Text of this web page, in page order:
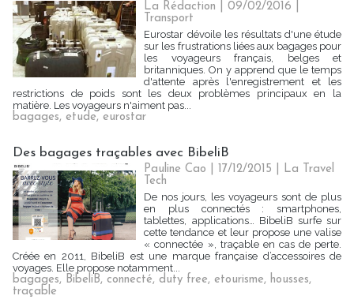
La Rédaction | 09/02/2016
Transport
Eurostar dévoile les résultats d'une étude
sur les frustrations liées aux bagages pour
les voyageurs français, belges et
britanniques. On y apprend que le temps
d'attente après l'enregistrement et les
restrictions de poids sont les deux problèmes principaux en la
matière. Les voyageurs n'aiment pas...
bagages, etude, eurostar
Des bagages traçables avec BibeliB
Pauline Cao | 17/12/2015
La Travel
Tech
De nos jours, les voyageurs sont de plus
en plus connectés : smartphones,
tablettes, applications… BibeliB surfe sur
cette tendance et leur propose une valise
« connectée », traçable en cas de perte.
Créée en 2011, BibeliB est une marque française d’accessoires de
voyages. Elle propose notamment...
bagages, BibeliB, connecté, duty free, etourisme, housses,
traçable